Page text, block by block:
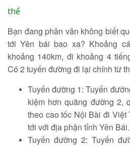
thể
Bạn đang phân vân không biết
tới Yên bái bao xa? Khoảng
khoảng 140km, đi khoảng 4
Có 2 tuyến đường đi lại chính từ
Tuyến đường 1: Tuyến
kiệm hơn quãng đường 2,
theo cao tốc Nội Bài đi
tới với địa phận tỉnh Yên Bái.
Tuyến đường 2: Tuyến